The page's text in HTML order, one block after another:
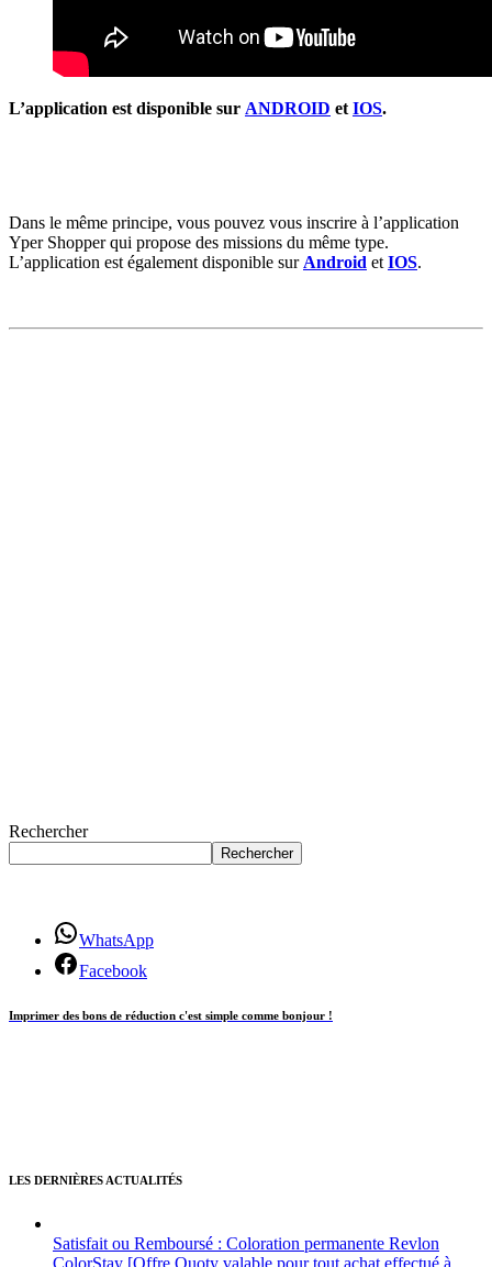
L’application est disponible sur ANDROID et IOS.
Dans le même principe, vous pouvez vous inscrire à l’application
Yper Shopper qui propose des missions du même type.
L’application est également disponible sur Android et IOS.
Rechercher
Rechercher
WhatsApp
Facebook
Imprimer des bons de réduction c'est simple comme bonjour !
LES DERNIÈRES ACTUALITÉS
Satisfait ou Remboursé : Coloration permanente Revlon
ColorStay [Offre Quoty valable pour tout achat effectué à